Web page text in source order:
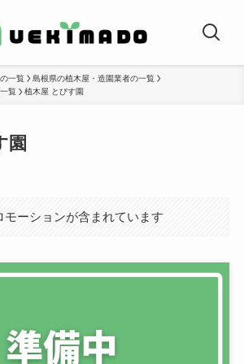
一覧
島根県の植木屋・造園業者の一覧
覧
植木屋 とびす園
園
モーションが含まれています